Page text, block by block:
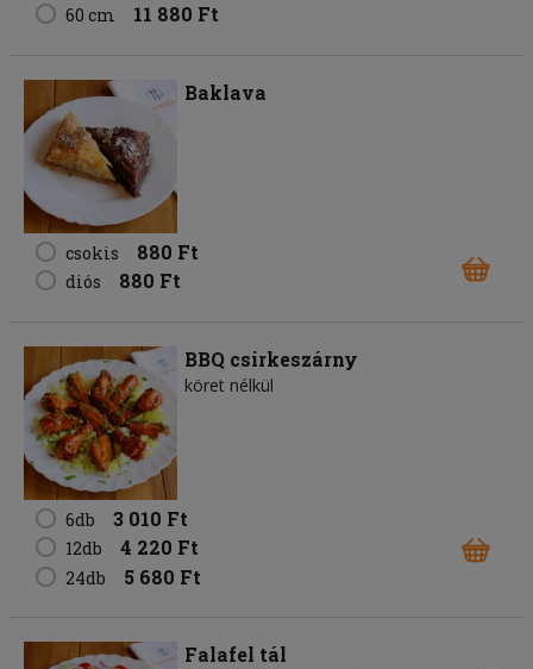
60 cm 11 880 Ft
Baklava
csokis 880 Ft
diós 880 Ft
BBQ csirkeszárny
köret nélkül
6db 3 010 Ft
12db 4 220 Ft
24db 5 680 Ft
Falafel tál